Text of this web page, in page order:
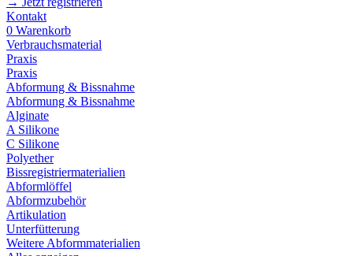
Kontakt
0 Warenkorb
Verbrauchsmaterial
Praxis
Praxis
Abformung & Bissnahme
Abformung & Bissnahme
Alginate
A Silikone
C Silikone
Polyether
Bissregistriermaterialien
Abformlöffel
Abformzubehör
Artikulation
Unterfütterung
Weitere Abformmaterialien